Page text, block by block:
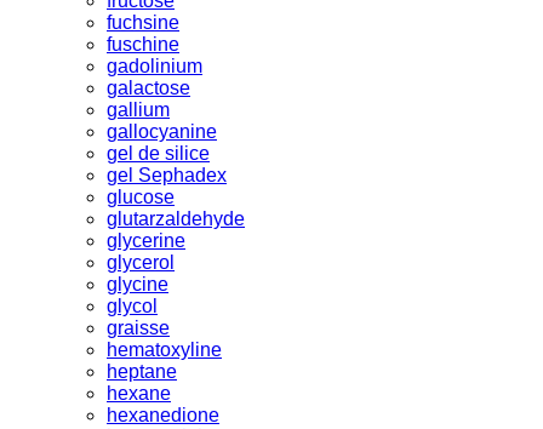
fuchsine
fuschine
gadolinium
galactose
gallium
gallocyanine
gel de silice
gel Sephadex
glucose
glutarzaldehyde
glycerine
glycerol
glycine
glycol
graisse
hematoxyline
heptane
hexane
hexanedione